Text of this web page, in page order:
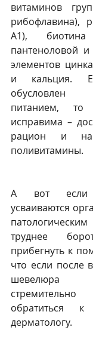
витаминов
рибофлавина),
А1),
пантеноловой
элементов
и кальция.
обусловлен
питанием, то
исправима –
рацион и
поливитамины.
А вот если
усваиваются
труднее
прибегнуть к
что если после
шевелюра
обратиться
дерматологу.